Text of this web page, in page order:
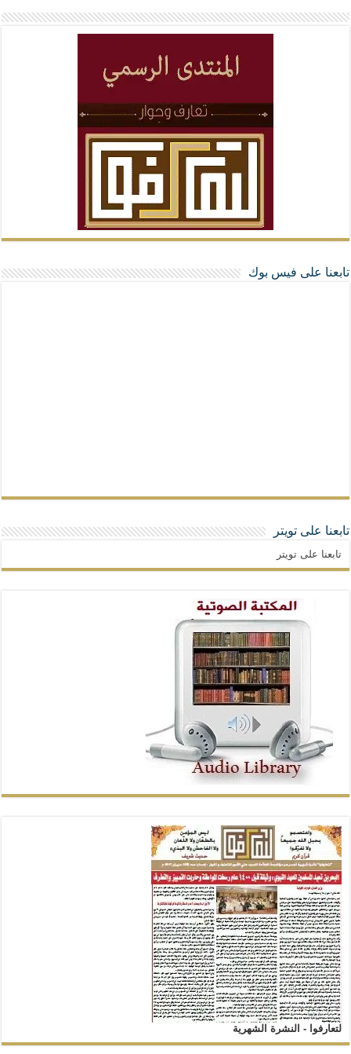
تابعنا على فيس بوك
تابعنا على تويتر
تابعنا على تويتر
لتعارفوا - النشرة الشهرية